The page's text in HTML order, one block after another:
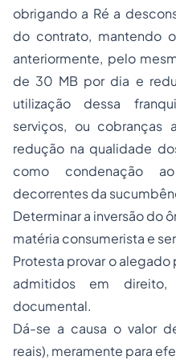
obrigando a Ré a
do contrato, mantendo
anteriormente, pelo
de 30 MB por dia e
utilização dessa
serviços, ou cobranças
redução na qualidade
como condenação
decorrentes da
Determinar a inversão do
matéria consumerista e
Protesta provar o
admitidos em
documental.
Dá-se a causa o valor
reais), meramente para